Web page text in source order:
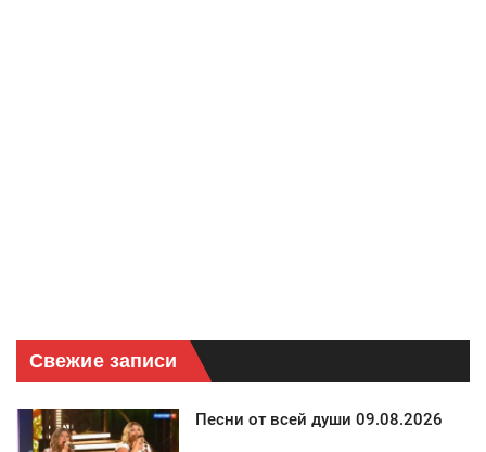
Свежие записи
Песни от всей души 09.08.2026